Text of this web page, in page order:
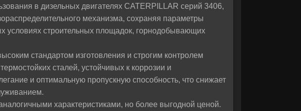
решение для вас!
в дизельных двигателях CATERPILLAR серий 3406,
механизма, сохраняя параметры
условиях строительных площадок, горнодобывающих
стандартом изготовления и строгим контролем
сталей, устойчивых к коррозии и
и оптимальную пропускную способность, что снижает
характеристиками, но более выгодной ценой.